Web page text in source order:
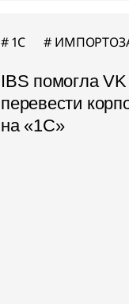
1C
IBS помогла
перевести
на «1С»